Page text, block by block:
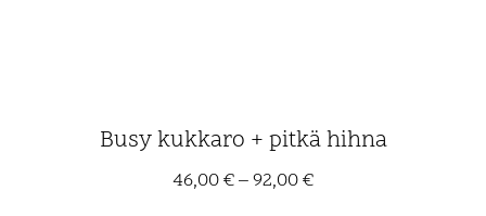
Busy kukkaro + pitkä hihna
46,00€–92,00€